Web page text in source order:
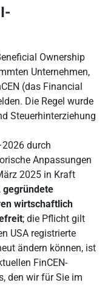
Ownership
Unternehmen,
(das Financial
Die Regel wurde
Steuerhinterziehung
durch
Anpassungen
2025 in Kraft
gegründete
wirtschaftlich
; die Pflicht gilt
USA registrierte
ändern können, ist
FinCEN-
den wir für Sie im